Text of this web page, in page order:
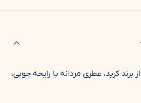
کرید، عطری مردانه با رایحه چوبی،